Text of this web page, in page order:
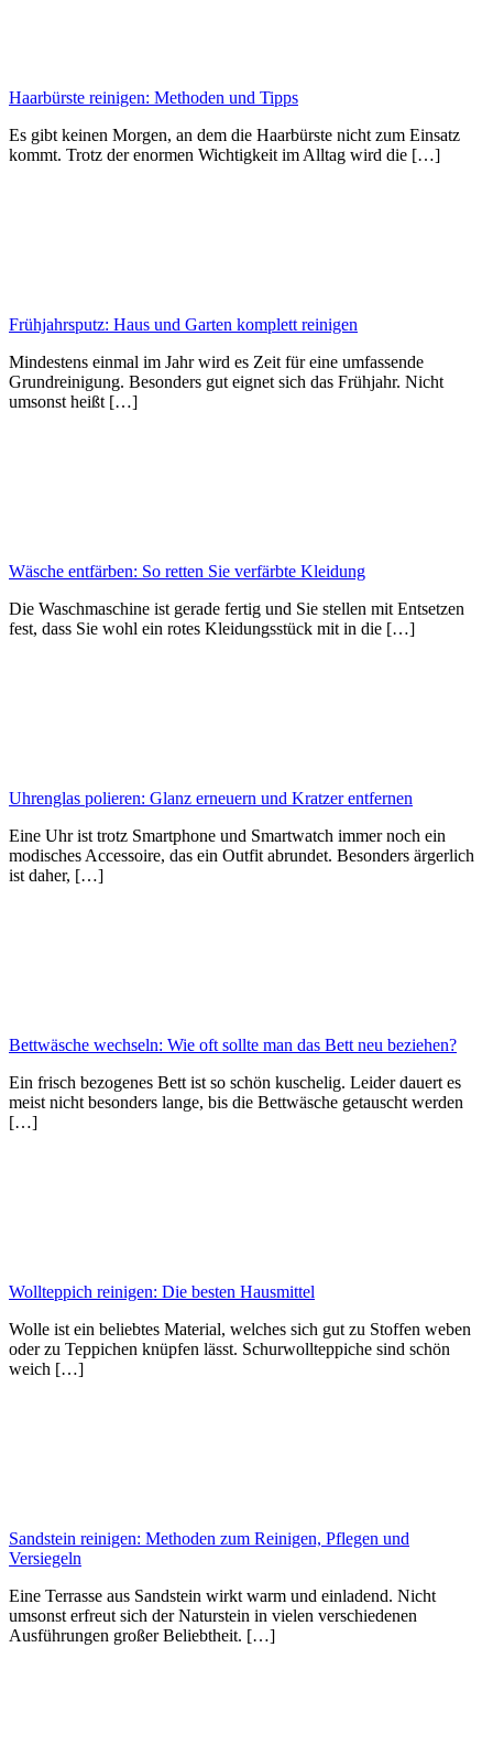
Haarbürste reinigen: Methoden und Tipps
Es gibt keinen Morgen, an dem die Haarbürste nicht zum Einsatz
kommt. Trotz der enormen Wichtigkeit im Alltag wird die […]
Frühjahrsputz: Haus und Garten komplett reinigen
Mindestens einmal im Jahr wird es Zeit für eine umfassende
Grundreinigung. Besonders gut eignet sich das Frühjahr. Nicht
umsonst heißt […]
Wäsche entfärben: So retten Sie verfärbte Kleidung
Die Waschmaschine ist gerade fertig und Sie stellen mit Entsetzen
fest, dass Sie wohl ein rotes Kleidungsstück mit in die […]
Uhrenglas polieren: Glanz erneuern und Kratzer entfernen
Eine Uhr ist trotz Smartphone und Smartwatch immer noch ein
modisches Accessoire, das ein Outfit abrundet. Besonders ärgerlich
ist daher, […]
Bettwäsche wechseln: Wie oft sollte man das Bett neu beziehen?
Ein frisch bezogenes Bett ist so schön kuschelig. Leider dauert es
meist nicht besonders lange, bis die Bettwäsche getauscht werden
[…]
Wollteppich reinigen: Die besten Hausmittel
Wolle ist ein beliebtes Material, welches sich gut zu Stoffen weben
oder zu Teppichen knüpfen lässt. Schurwollteppiche sind schön
weich […]
Sandstein reinigen: Methoden zum Reinigen, Pflegen und
Versiegeln
Eine Terrasse aus Sandstein wirkt warm und einladend. Nicht
umsonst erfreut sich der Naturstein in vielen verschiedenen
Ausführungen großer Beliebtheit. […]